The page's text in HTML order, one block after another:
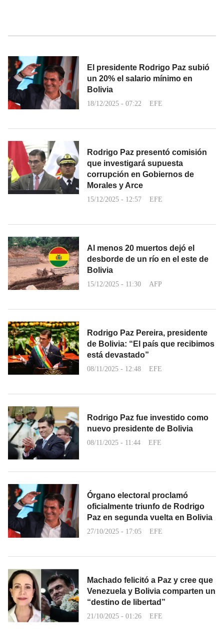
El presidente Rodrigo Paz subió
un 20% el salario mínimo en
Bolivia
18/12/2025 - 07:22 EFE
Rodrigo Paz presentó comisión
que investigará supuesta
corrupción en Gobiernos de
Morales y Arce
15/12/2025 - 12:57 EFE
Al menos 20 muertos dejó el
desborde de un río en el este de
Bolivia
15/12/2025 - 11:30 AFP
Rodrigo Paz Pereira, presidente
de Bolivia: “El país que recibimos
está devastado”
08/11/2025 - 12:48 EFE
Rodrigo Paz fue investido como
nuevo presidente de Bolivia
08/11/2025 - 11:44 EFE
Órgano electoral proclamó
oficialmente triunfo de Rodrigo
Paz en segunda vuelta en Bolivia
27/10/2025 - 17:05 EFE
Machado felicitó a Paz y cree que
Venezuela y Bolivia comparten un
“destino de libertad”
21/10/2025 - 01:26 EFE